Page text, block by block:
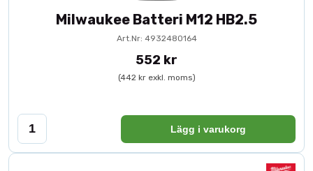
Milwaukee Batteri M12 HB2.5
Art.Nr: 4932480164
552 kr
(442 kr exkl. moms)
Lägg i varukorg